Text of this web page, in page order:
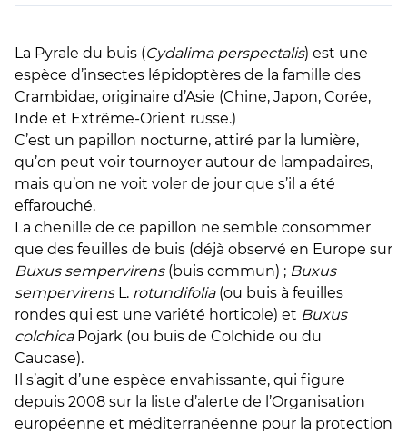
La Pyrale du buis (Cydalima perspectalis) est une
espèce d’insectes lépidoptères de la famille des
Crambidae, originaire d’Asie (Chine, Japon, Corée,
Inde et Extrême-Orient russe.)
C’est un papillon nocturne, attiré par la lumière,
qu’on peut voir tournoyer autour de lampadaires,
mais qu’on ne voit voler de jour que s’il a été
effarouché.
La chenille de ce papillon ne semble consommer
que des feuilles de buis (déjà observé en Europe sur
Buxus sempervirens(buis commun) ; Buxus
sempervirensL. rotundifolia(ou buis à feuilles
rondes qui est une variété horticole) et Buxus
colchicaPojark (ou buis de Colchide ou du
Caucase).
Il s’agit d’une espèce envahissante, qui figure
depuis 2008 sur la liste d’alerte de l’Organisation
européenne et méditerranéenne pour la protection